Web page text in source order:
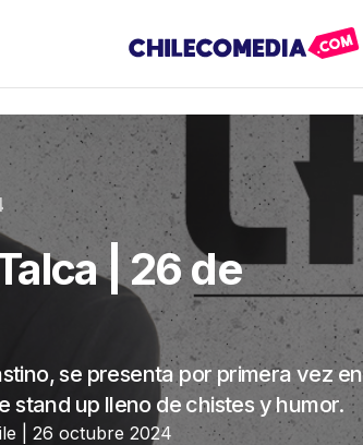
| 26 de
se presenta por primera vez en
stand up lleno de chistes y humor.
| 26 octubre 2024